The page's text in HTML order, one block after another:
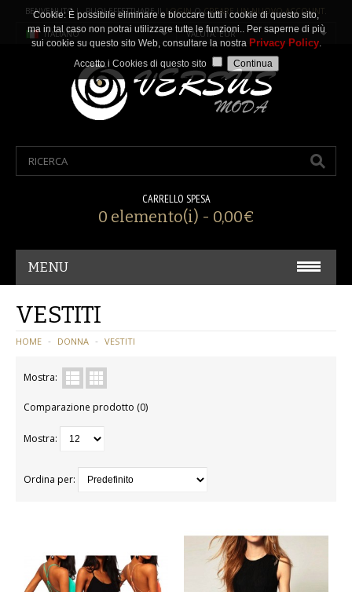
BENVENUTO ! PUOI EFFETTUARE ILLOGINOCREARE UN NUOVO ACCOUNT .
ITALIANO VALUTA: EUR
CARRELLO SPESA
0 elemento(i) - 0,00€
MENU
CARNEVALE/ COSPLAY
ACCESSORI
BAMBINA
BAMBINO
DONNA
PARRUCCHE
BAMBINA
VESTITI
HOME DONNA VESTITI
Mostra:
Comparazione prodotto (0)
Mostra:
Ordina per:
Cookie: È possibile eliminare e bloccare tutti i cookie di questo sito,
ma in tal caso non potrai utilizzare tutte le funzioni.. Per saperne di più
sui cookie su questo sito Web, consultare la nostra Privacy Policy.
Accetto i Cookies di questo sito